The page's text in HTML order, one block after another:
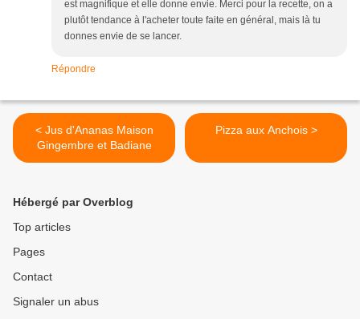
est magnifique et elle donne envie. Merci pour la recette, on a
plutôt tendance à l'acheter toute faite en général, mais là tu
donnes envie de se lancer.
Répondre
< Jus d'Ananas Maison
Gingembre et Badiane
Pizza aux Anchois >
Hébergé par Overblog
Top articles
Pages
Contact
Signaler un abus